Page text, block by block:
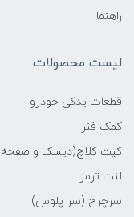
راهنما
لیست محصولات
قطعات یدکی خودرو
کمک فنر
کیت کلاچ(دیسک و
لنت ترمز
سرچرخ (سر پلوس)